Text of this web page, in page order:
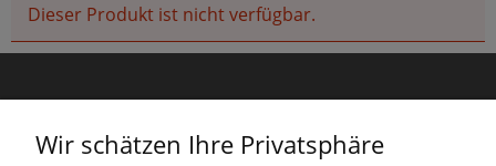
Dieser Produkt ist nicht verfügbar.
Wir schätzen Ihre Privatsphäre